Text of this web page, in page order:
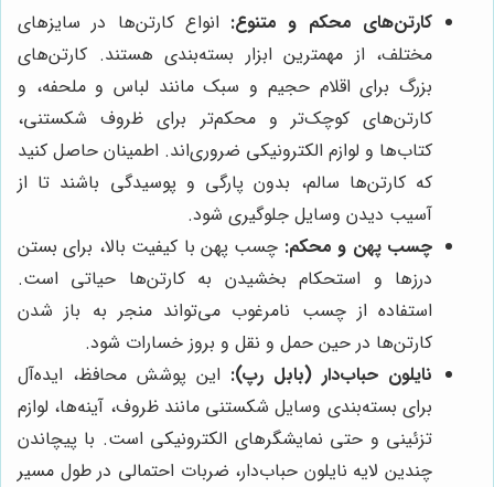
کارتن‌های محکم و متنوع: انواع کارتن‌ها در سایزهای
مختلف، از مهمترین ابزار بسته‌بندی هستند. کارتن‌های
بزرگ برای اقلام حجیم و سبک مانند لباس و ملحفه، و
کارتن‌های کوچک‌تر و محکم‌تر برای ظروف شکستنی،
کتاب‌ها و لوازم الکترونیکی ضروری‌اند. اطمینان حاصل کنید
که کارتن‌ها سالم، بدون پارگی و پوسیدگی باشند تا از
آسیب دیدن وسایل جلوگیری شود.
چسب پهن و محکم: چسب پهن با کیفیت بالا، برای بستن
درزها و استحکام بخشیدن به کارتن‌ها حیاتی است.
استفاده از چسب نامرغوب می‌تواند منجر به باز شدن
کارتن‌ها در حین حمل و نقل و بروز خسارات شود.
نایلون حباب‌دار (بابل رپ): این پوشش محافظ، ایده‌آل
برای بسته‌بندی وسایل شکستنی مانند ظروف، آینه‌ها، لوازم
تزئینی و حتی نمایشگرهای الکترونیکی است. با پیچاندن
چندین لایه نایلون حباب‌دار، ضربات احتمالی در طول مسیر